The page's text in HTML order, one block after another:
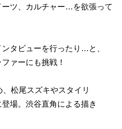
ツ、カルチャー…を欲張って
タビューを行ったり…と、
ァーにも挑戦！
松尾スズキやスタイリ
場。渋谷直角による描き